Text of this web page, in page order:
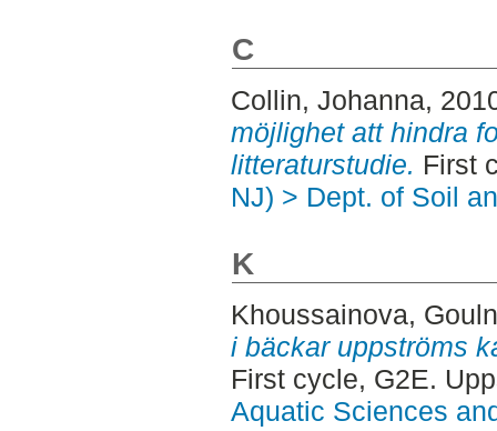
C
Collin, Johanna,
möjlighet att hindra
litteraturstudie. First
NJ) > Dept. of Soil
K
Khoussainova,
i bäckar uppströms
First cycle, G2E.
Aquatic Sciences